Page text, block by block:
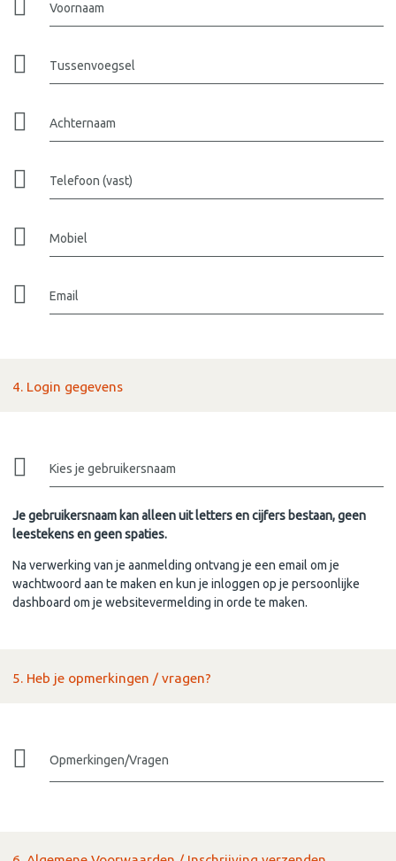
Voornaam
Tussenvoegsel
Achternaam
Telefoon (vast)
Mobiel
Email
4. Login gegevens
Kies je gebruikersnaam
Je gebruikersnaam kan alleen uit letters en cijfers bestaan, geen
leestekens en geen spaties.
Na verwerking van je aanmelding ontvang je een email om je
wachtwoord aan te maken en kun je inloggen op je persoonlijke
dashboard om je websitevermelding in orde te maken.
5. Heb je opmerkingen / vragen?
Opmerkingen/Vragen